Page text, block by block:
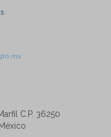
C.P. 36250